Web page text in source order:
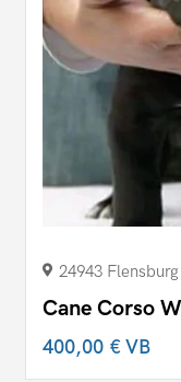
24943 Flensburg
Cane Corso
400,00 €VB